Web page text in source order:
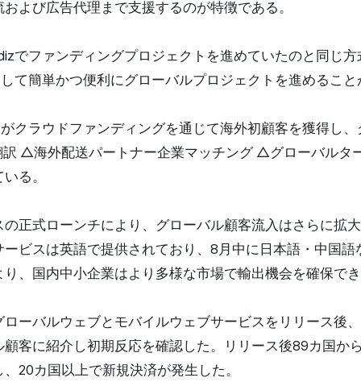
よび広告代理まで支援するのが特徴である。
でファンディングプロジェクトを進めていたのと同じ
て簡単かつ便利にグローバルプロジェクトを進めること
クラウドファンディングを通じて海外初顧客を獲得し
△海外配送パートナー企業マッチング △グローバルタ
る。
正式ローンチにより、グローバル顧客流入はさらに拡
ビスは英語で提供されており、8月中に日本語・中国語
、国内中小企業はより多様な市場で輸出機会を確保で
ーバルウェブとモバイルウェブサービスをリリース後
客に紹介し初期反応を確認した。リリース後89カ国か
20カ国以上で新規決済が発生した。